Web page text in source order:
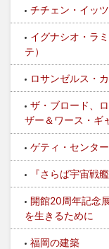
チチェン・イッ
イグナシオ・ラ
テ）
ロサンゼルス・
ザ・ブロード、
ザー＆ワース・ギ
ゲティ・センタ
『さらば宇宙戦
開館20周年記念
を生きるために
福岡の建築